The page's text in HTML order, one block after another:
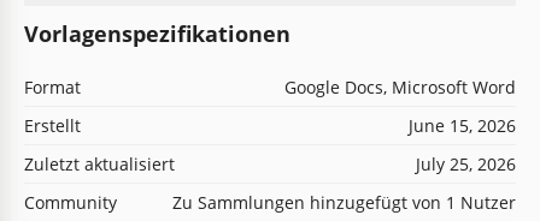
Vorlagenspezifikationen
Format
Google Docs, Microsoft Word
Erstellt
June 15, 2026
Zuletzt aktualisiert
July 25, 2026
Community
Zu Sammlungen hinzugefügt von 1 Nutzer